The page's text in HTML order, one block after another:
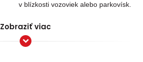
v blízkosti vozoviek alebo parkovísk.
Zobraziť viac